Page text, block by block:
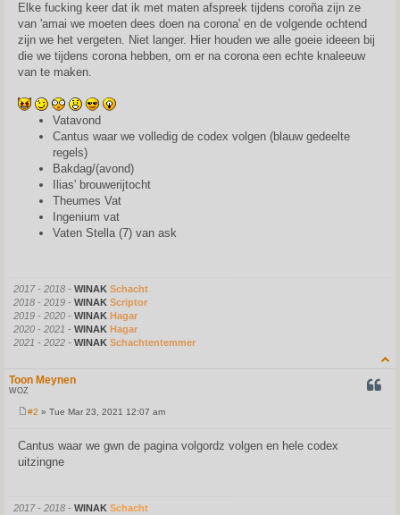
s
t
Elke fucking keer dat ik met maten afspreek tijdens coroña zijn ze
van 'amai we moeten dees doen na corona' en de volgende ochtend
zijn we het vergeten. Niet langer. Hier houden we alle goeie ideeen bij
die we tijdens corona hebben, om er na corona een echte knaleeuw
van te maken.
Vatavond
Cantus waar we volledig de codex volgen (blauw gedeelte
regels)
Bakdag/(avond)
Ilias' brouwerijtocht
Theumes Vat
Ingenium vat
Vaten Stella (7) van ask
2017 - 2018 - WINAK Schacht
2018 - 2019 - WINAK Scriptor
2019 - 2020 - WINAK Hagar
2020 - 2021 - WINAK Hagar
2021 - 2022 - WINAK Schachtentemmer
Toon Meynen
WOZ
t
#2 » Tue Mar 23, 2021 12:07 am
Cantus waar we gwn de pagina volgordz volgen en hele codex
uitzingne
2017 - 2018 - WINAK Schacht